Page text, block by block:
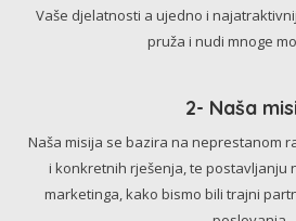
Vaše djelatnosti a ujedno i
pruža i nudi mnoge
2- Naša
Naša misija se bazira na neprestanom
i konkretnih rješenja, te postavljanju
marketinga, kako bismo bili trajni